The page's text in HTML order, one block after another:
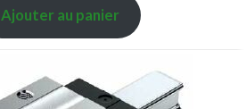
Ajouter au panier